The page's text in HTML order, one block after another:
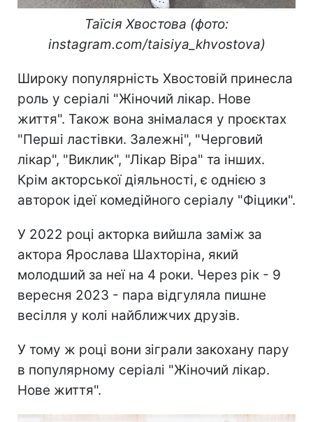
Таїсія Хвостова (фото:
instagram.com/taisiya_khvostova)
Широку популярність Хвостовій принесла
роль у серіалі "Жіночий лікар. Нове
життя". Також вона знімалася у проєктах
"Перші ластівки. Залежні", "Черговий
лікар", "Виклик", "Лікар Віра" та інших.
Крім акторської діяльності, є однією з
авторок ідеї комедійного серіалу "Фіцики".
У 2022 році акторка вийшла заміж за
актора Ярослава Шахторіна, який
молодший за неї на 4 роки. Через рік - 9
вересня 2023 - пара відгуляла пишне
весілля у колі найближчих друзів.
У тому ж році вони зіграли закохану пару
в популярному серіалі "Жіночий лікар.
Нове життя".